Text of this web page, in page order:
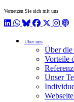
Vernetzen Sie sich mit uns
LinkedIn
WhatsApp
BlueSky
Facebook
X / Twitter
Über uns
Über die
Vorteile
Unser